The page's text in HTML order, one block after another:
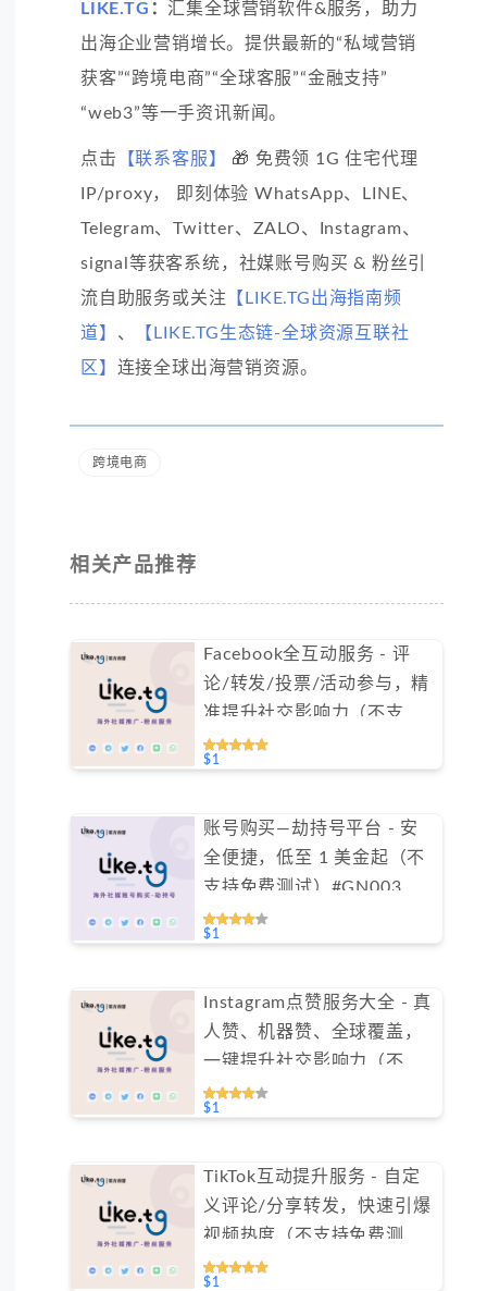
LIKE.TG ： 汇集全球营销软件&服务，助力
出海企业营销增长。提供最新的“私域营销
获客”“跨境电商”“全球客服”“金融支持”
“web3”等一手资讯新闻。
点击 【联系客服】
🎁 免费领 1G 住宅代理
IP/proxy， 即刻体验 WhatsApp、LINE、
Telegram、Twitter、ZALO、Instagram、
signal等获客系统，社媒账号购买 & 粉丝引
流自助服务或关注 【LIKE.TG出海指南频
道】 、
【LIKE.TG生态链-全球资源互联社
区】 连接全球出海营销资源。
跨境电商
相关产品推荐
Facebook全互动服务 - 评
论/转发/投票/活动参与，精
准提升社交影响力（不支持
免费测试）
$1
账号购买—劫持号平台 - 安
全便捷，低至 1 美金起（不
支持免费测试）#GN003
$1
Instagram点赞服务大全 - 真
人赞、机器赞、全球覆盖，
一键提升社交影响力（不支
持免费测试）
$1
TikTok互动提升服务 - 自定
义评论/分享转发，快速引爆
视频热度（不支持免费测
试）
$1